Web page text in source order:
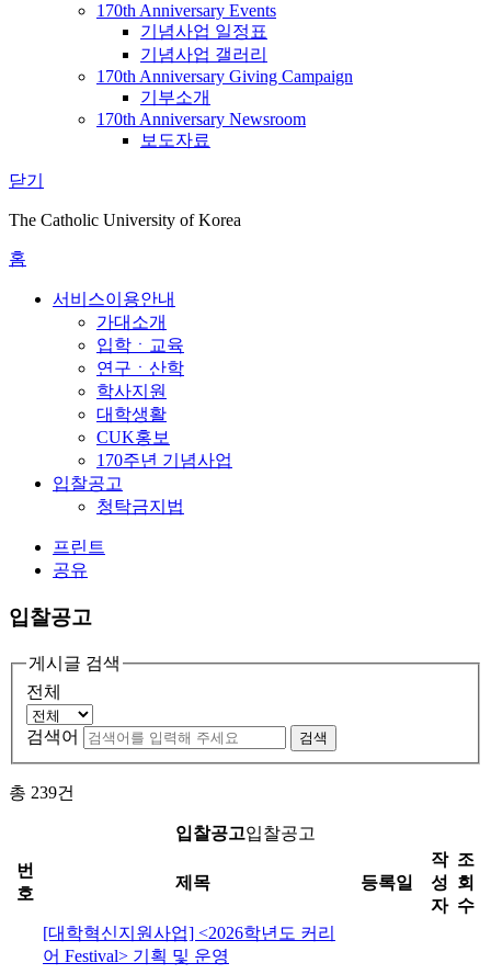
170th Anniversary Events
기념사업 일정표
기념사업 갤러리
170th Anniversary Giving Campaign
기부소개
170th Anniversary Newsroom
보도자료
닫기
The Catholic University of Korea
홈
서비스이용안내
가대소개
입학ㆍ교육
연구ㆍ산학
학사지원
대학생활
CUK홍보
170주년 기념사업
입찰공고
청탁금지법
프린트
공유
입찰공고
게시글 검색
전체
검색어 검색
총 239건
입찰공고입찰공고
번
호
제목 등록일
작
성
자
조
회
수
[대학혁신지원사업] <2026학년도 커리
어 Festival> 기획 및 운영